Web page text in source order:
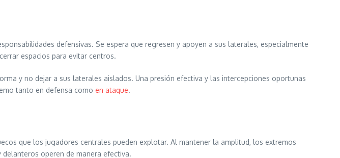
defensivas. Se espera que regresen y apoyen a sus laterales, especialmente
espacios para evitar centros.
y no dejar a sus laterales aislados. Una presión efectiva y las intercepciones oportunas
tanto en defensa como en ataque.
que los jugadores centrales pueden explotar. Al mantener la amplitud, los extremos
operen de manera efectiva.